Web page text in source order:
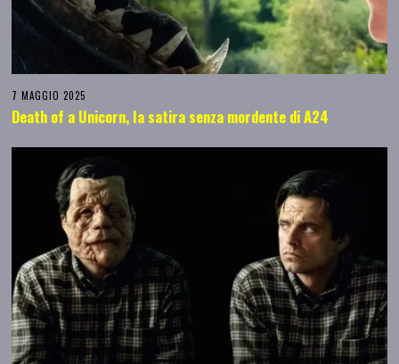
7 MAGGIO 2025
Death of a Unicorn, la satira senza mordente di A24